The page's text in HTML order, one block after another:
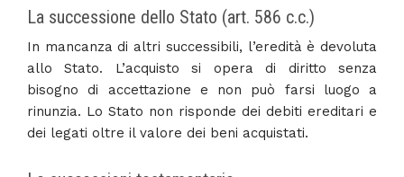
La successione dello Stato (art. 586 c.c.)
In mancanza di altri successibili, l’eredità è devoluta
allo Stato. L’acquisto si opera di diritto senza
bisogno di accettazione e non può farsi luogo a
rinunzia. Lo Stato non risponde dei debiti ereditari e
dei legati oltre il valore dei beni acquistati.